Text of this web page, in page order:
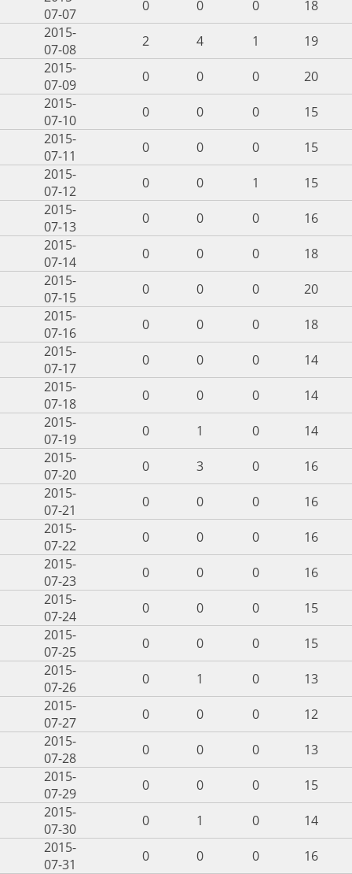
07-07
0 0 0
18
2015-
07-08
2 4 1
19
2015-
07-09
0 0 0
20
2015-
07-10
0 0 0
15
2015-
07-11
0 0 0
15
2015-
07-12
0 0 1
15
2015-
07-13
0 0 0
16
2015-
07-14
0 0 0
18
2015-
07-15
0 0 0
20
2015-
07-16
0 0 0
18
2015-
07-17
0 0 0
14
2015-
07-18
0 0 0
14
2015-
07-19
0 1 0
14
2015-
07-20
0 3 0
16
2015-
07-21
0 0 0
16
2015-
07-22
0 0 0
16
2015-
07-23
0 0 0
16
2015-
07-24
0 0 0
15
2015-
07-25
0 0 0
15
2015-
07-26
0 1 0
13
2015-
07-27
0 0 0
12
2015-
07-28
0 0 0
13
2015-
07-29
0 0 0
15
2015-
07-30
0 1 0
14
2015-
07-31
0 0 0 16